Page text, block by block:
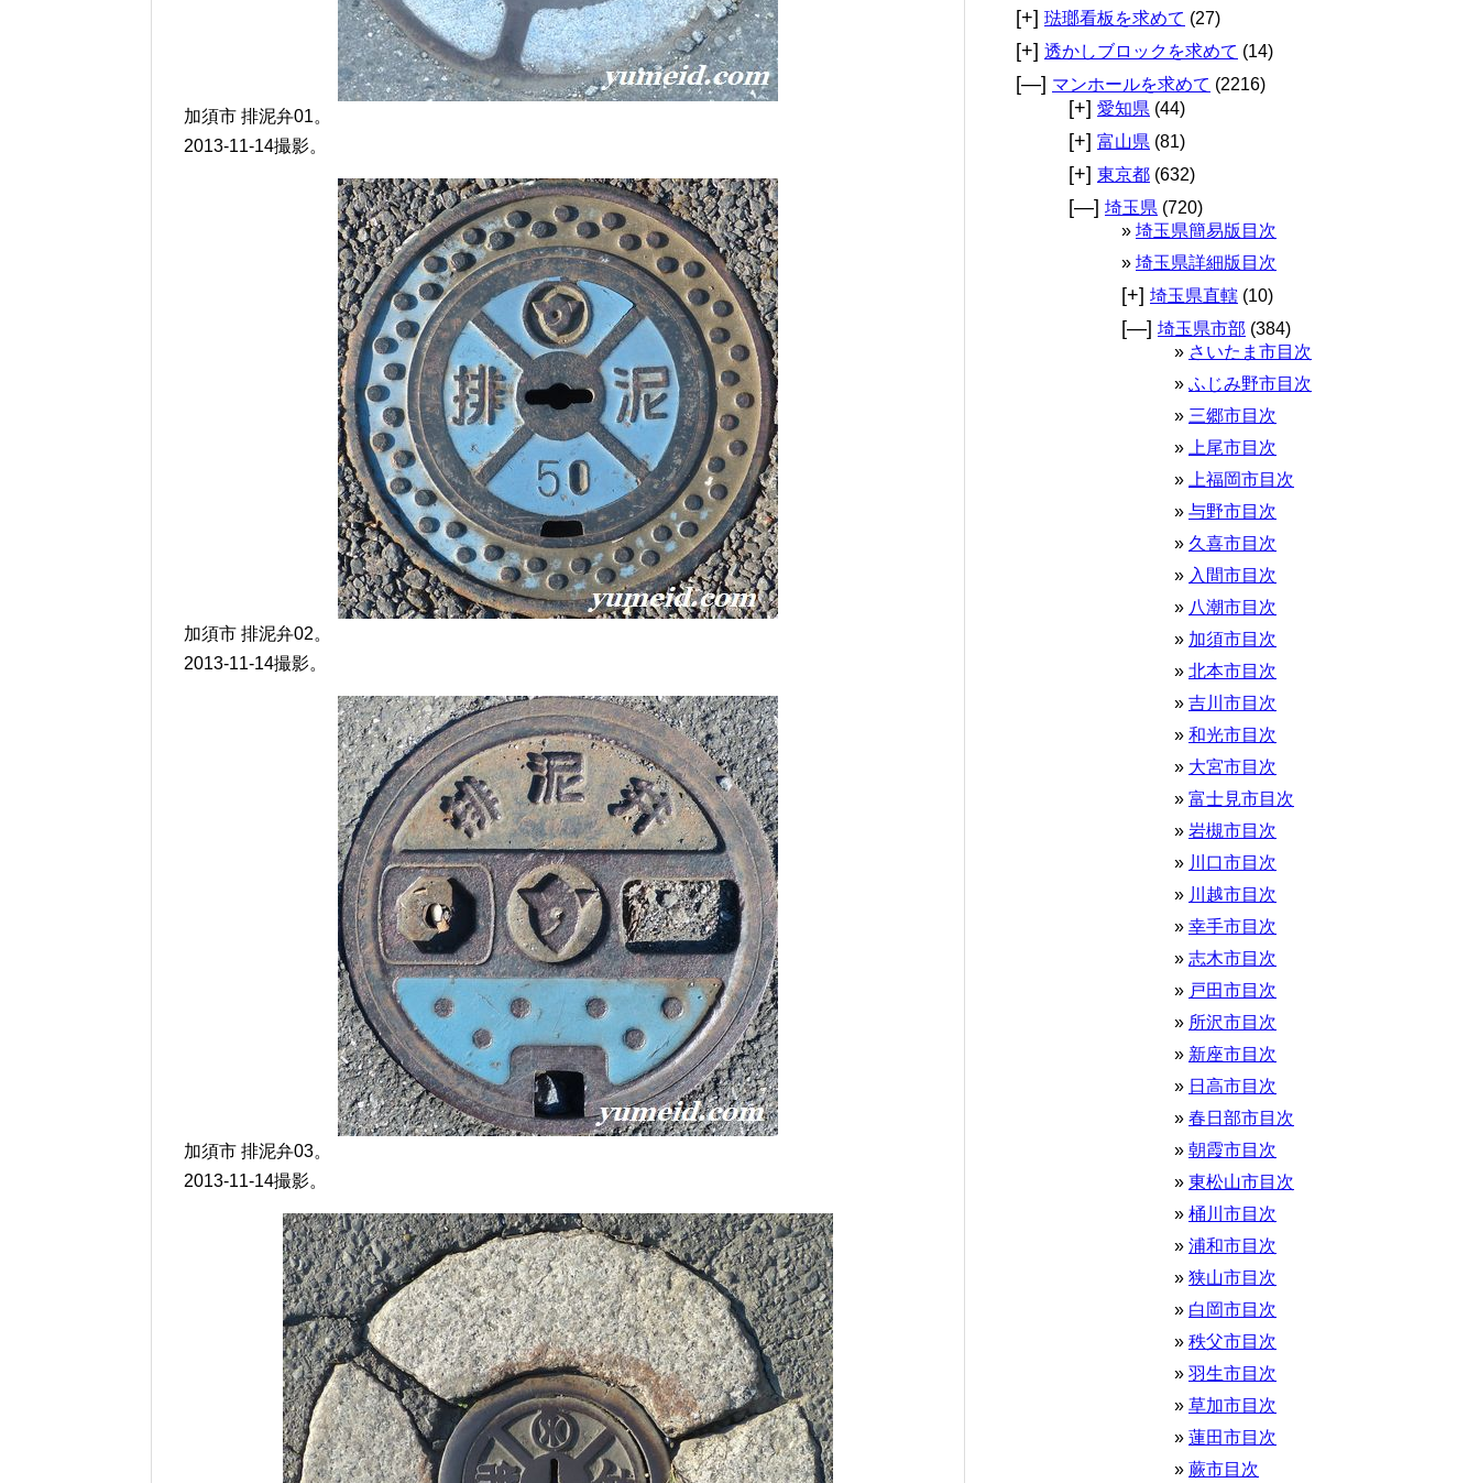
加須市 排泥弁01。
2013-11-14撮影。
加須市 排泥弁02。
2013-11-14撮影。
加須市 排泥弁03。
2013-11-14撮影。
[+] 琺瑯看板を求めて (27)
[+] 透かしブロックを求めて (14)
[—] マンホールを求めて (2216)
[+] 愛知県 (44)
[+] 富山県 (81)
[+] 東京都 (632)
[—] 埼玉県 (720)
埼玉県簡易版目次
埼玉県詳細版目次
[+] 埼玉県直轄 (10)
[—] 埼玉県市部 (384)
さいたま市目次
ふじみ野市目次
三郷市目次
上尾市目次
上福岡市目次
与野市目次
久喜市目次
入間市目次
八潮市目次
加須市目次
北本市目次
吉川市目次
和光市目次
大宮市目次
富士見市目次
岩槻市目次
川口市目次
川越市目次
幸手市目次
志木市目次
戸田市目次
所沢市目次
新座市目次
日高市目次
春日部市目次
朝霞市目次
東松山市目次
桶川市目次
浦和市目次
狭山市目次
白岡市目次
秩父市目次
羽生市目次
草加市目次
蓮田市目次
蕨市目次